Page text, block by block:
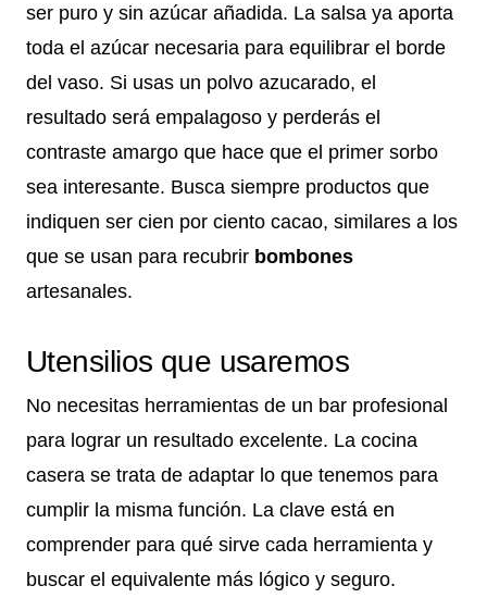
ser puro y sin azúcar añadida. La salsa ya aporta
toda el azúcar necesaria para equilibrar el borde
del vaso. Si usas un polvo azucarado, el
resultado será empalagoso y perderás el
contraste amargo que hace que el primer sorbo
sea interesante. Busca siempre productos que
indiquen ser cien por ciento cacao, similares a los
que se usan para recubrir bombones
artesanales.
Utensilios que usaremos
No necesitas herramientas de un bar profesional
para lograr un resultado excelente. La cocina
casera se trata de adaptar lo que tenemos para
cumplir la misma función. La clave está en
comprender para qué sirve cada herramienta y
buscar el equivalente más lógico y seguro.